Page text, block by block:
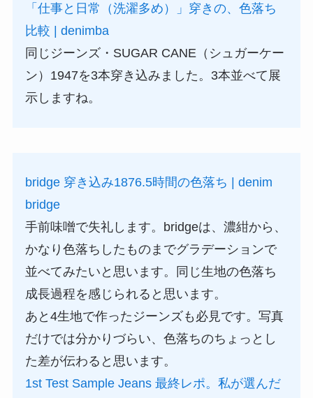
「仕事と日常（洗濯多め）」穿きの、色落ち
比較 | denimba
同じジーンズ・SUGAR CANE（シュガーケー
ン）1947を3本穿き込みました。3本並べて展
示しますね。
bridge 穿き込み1876.5時間の色落ち | denim
bridge
手前味噌で失礼します。bridgeは、濃紺から、
かなり色落ちしたものまでグラデーションで
並べてみたいと思います。同じ生地の色落ち
成長過程を感じられると思います。
あと4生地で作ったジーンズも必見です。写真
だけでは分かりづらい、色落ちのちょっとし
た差が伝わると思います。
1st Test Sample Jeans 最終レポ。私が選んだ